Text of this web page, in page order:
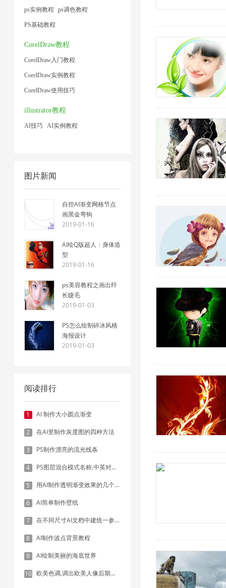
ps实例教程 ps调色教程
PS基础教程
CorelDraw教程
CorelDraw入门教程
CorelDraw实例教程
CorelDraw使用技巧
illustrator教程
AI技巧 AI实例教程
图片新闻
自控AI渐变网格节点
画黑金弯钩
2019-01-16
AI绘Q版超人：身体造
型
2019-01-16
ps美容教程之画出纤
长睫毛
2019-01-03
PS怎么绘制碎冰风格
海报设计
2019-01-03
阅读排行
1 AI 制作大小圆点渐变
2 在AI里制作灰度图的四种方法
3 PS制作漂亮的流光线条
4 PS图层混合模式名称,中英对照表
5 用AI制作透明渐变效果的几个方法
6 AI简单制作壁纸
7 在不同尺寸AI文档中建统一参考线 - 方法1：对齐和分布
8 AI制作波点背景教程
9 AI绘制美丽的海底世界
10 欧美色调,调出欧美人像后期色调实例